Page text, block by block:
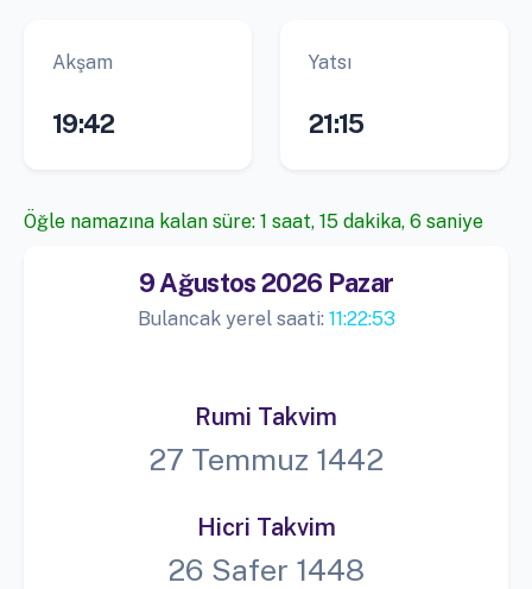
Akşam
19:42
Yatsı
21:15
Öğle namazına kalan süre: 1 saat, 15 dakika, 6 saniye
9 Ağustos 2026 Pazar
Bulancak yerel saati: 11:22:53
Rumi Takvim
27 Temmuz 1442
Hicri Takvim
26 Safer 1448